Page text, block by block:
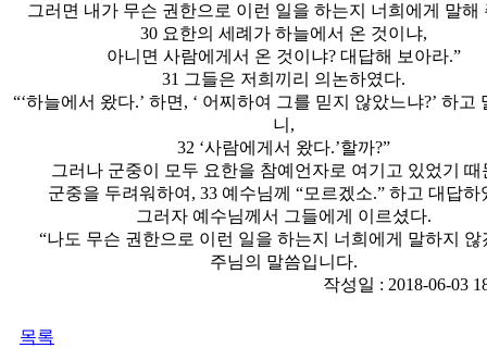
그러면 내가 무슨 권한으로 이런 일을 하는지 너희에게 말해
30 요한의 세례가 하늘에서 온 것이냐,
아니면 사람에게서 온 것이냐? 대답해 보아라.”
31 그들은 저희끼리 의논하였다.
“‘하늘에서 왔다.’ 하면, ‘ 어찌하여 그를 믿지 않았느냐?’ 하고
니,
32 ‘사람에게서 왔다.’할까?”
그러나 군중이 모두 요한을 참예언자로 여기고 있었기 때
군중을 두려워하여, 33 예수님께 “모르겠소.” 하고 대답하
그러자 예수님께서 그들에게 이르셨다.
“나도 무슨 권한으로 이런 일을 하는지 너희에게 말하지 않
주님의 말씀입니다.
작성일 : 2018-06-03
목록